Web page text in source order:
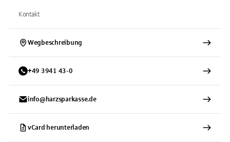
Kontakt
Wegbeschreibung
+49 3941 43-0
info@harzsparkasse.de
vCard herunterladen